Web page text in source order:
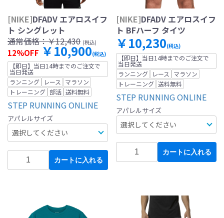
[NIKE]DFADV エアロスイフ
ト シングレット
通常価格：￥12,430 (税込)
12%OFF ￥10,900(税込)
【即日】当日14時までのご注文で
当日発送
ランニング
レース
マラソン
トレーニング 部活 送料無料
STEP RUNNING ONLINE
アパレルサイズ
カートに入れる
[NIKE]DFADV エアロスイフ
ト BFハーフ タイツ
￥10,230(税込)
【即日】当日14時までのご注文で
当日発送
ランニング
レース
マラソン
トレーニング 送料無料
STEP RUNNING ONLINE
アパレルサイズ
カートに入れる